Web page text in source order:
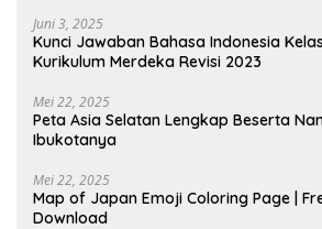
Juni 3, 2025
Kunci Jawaban Bahasa Indonesia
Kurikulum Merdeka Revisi 2023
Mei 22, 2025
Peta Asia Selatan Lengkap Beserta
Ibukotanya
Mei 22, 2025
Map of Japan Emoji Coloring Page |
Download